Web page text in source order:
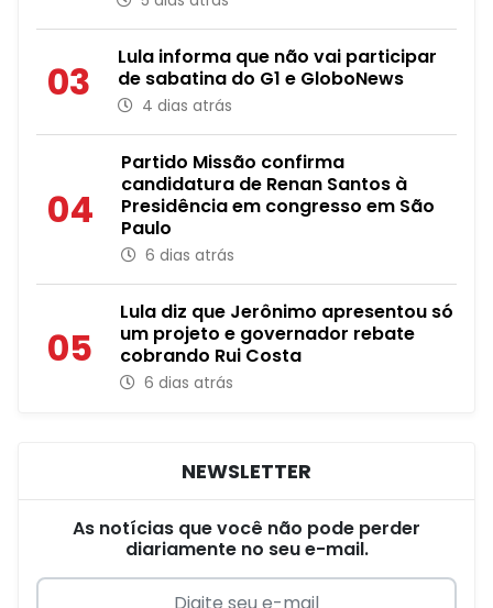
03
Lula informa que não vai participar
de sabatina do G1 e GloboNews
4 dias atrás
04
Partido Missão confirma
candidatura de Renan Santos à
Presidência em congresso em São
Paulo
6 dias atrás
05
Lula diz que Jerônimo apresentou só
um projeto e governador rebate
cobrando Rui Costa
6 dias atrás
NEWSLETTER
As notícias que você não pode perder
diariamente no seu e-mail.